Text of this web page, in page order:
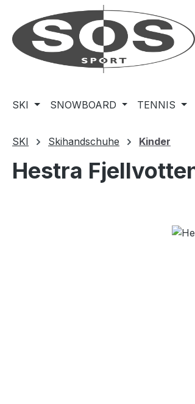
Hauptinhalt springen
Zur Suche springen
Zur Hauptnavigation springen
SKI SNOWBOARD TENNIS
SKI Skihandschuhe Kinder
Hestra